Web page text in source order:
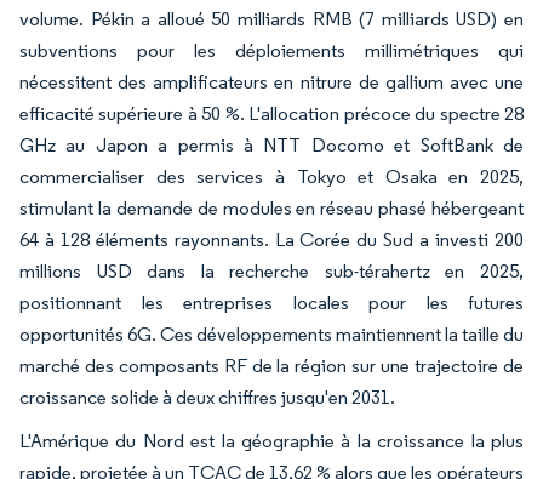
volume. Pékin a alloué 50 milliards RMB (7 milliards USD) en
subventions pour les déploiements millimétriques qui
nécessitent des amplificateurs en nitrure de gallium avec une
efficacité supérieure à 50 %. L'allocation précoce du spectre 28
GHz au Japon a permis à NTT Docomo et SoftBank de
commercialiser des services à Tokyo et Osaka en 2025,
stimulant la demande de modules en réseau phasé hébergeant
64 à 128 éléments rayonnants. La Corée du Sud a investi 200
millions USD dans la recherche sub-térahertz en 2025,
positionnant les entreprises locales pour les futures
opportunités 6G. Ces développements maintiennent la taille du
marché des composants RF de la région sur une trajectoire de
croissance solide à deux chiffres jusqu'en 2031.
L'Amérique du Nord est la géographie à la croissance la plus
rapide, projetée à un TCAC de 13,62 % alors que les opérateurs